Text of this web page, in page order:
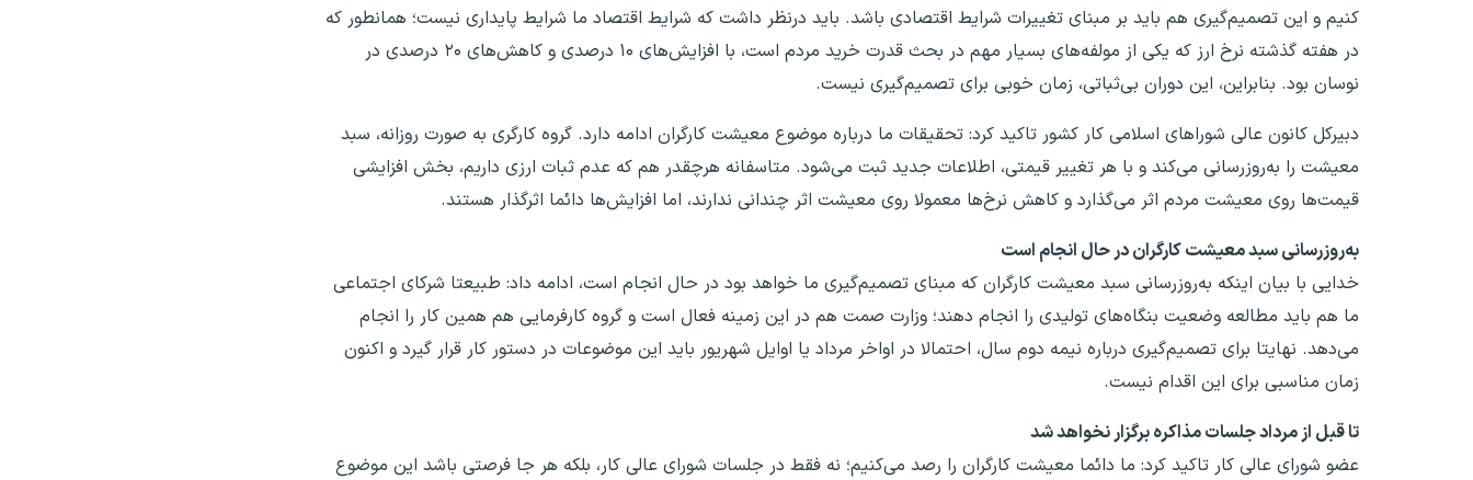
کنیم و این تصمیم‌گیری هم باید بر مبنای تغییرات شرایط اقتصادی باشد. باید درنظر داشت که شرایط اقتصاد ما شرایط پایداری نیست؛ همانطور که
در هفته گذشته نرخ ارز که یکی از مولفه‌های بسیار مهم در بحث قدرت خرید مردم است، با افزایش‌های ۱۰ درصدی و کاهش‌های ۲۰ درصدی در
نوسان بود. بنابراین، این دوران بی‌ثباتی، زمان خوبی برای تصمیم‌گیری نیست.
دبیرکل کانون عالی شوراهای اسلامی کار کشور تاکید کرد: تحقیقات ما درباره موضوع معیشت کارگران ادامه دارد. گروه کارگری به صورت روزانه، سبد
معیشت را به‌روزرسانی می‌کند و با هر تغییر قیمتی، اطلاعات جدید ثبت می‌شود. متاسفانه هرچقدر هم که عدم ثبات ارزی داریم، بخش افزایشی
قیمت‌ها روی معیشت مردم اثر می‌گذارد و کاهش نرخ‌ها معمولا روی معیشت اثر چندانی ندارند، اما افزایش‌ها دائما اثرگذار هستند.
به‌روزرسانی سبد معیشت کارگران در حال انجام است
خدایی با بیان اینکه به‌روزرسانی سبد معیشت کارگران که مبنای تصمیم‌گیری ما خواهد بود در حال انجام است، ادامه داد: طبیعتا شرکای اجتماعی
ما هم باید مطالعه وضعیت بنگاه‌های تولیدی را انجام دهند؛ وزارت صمت هم در این زمینه فعال است و گروه کارفرمایی هم همین کار را انجام
می‌دهد. نهایتا برای تصمیم‌گیری درباره نیمه دوم سال، احتمالا در اواخر مرداد یا اوایل شهریور باید این موضوعات در دستور کار قرار گیرد و اکنون
زمان مناسبی برای این اقدام نیست.
تا قبل از مرداد جلسات مذاکره برگزار نخواهد شد
عضو شورای عالی کار تاکید کرد: ما دائما معیشت کارگران را رصد می‌کنیم؛ نه فقط در جلسات شورای عالی کار، بلکه هر جا فرصتی باشد این موضوع